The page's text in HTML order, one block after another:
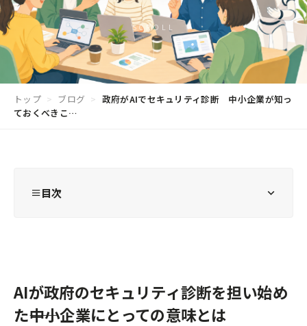
SCROLL
トップ > ブログ > 政府がAIでセキュリティ診断 中小企業が知っ
ておくべきこ…
目次
AIが政府のセキュリティ診断を担い始め
た――中小企業にとっての意味とは